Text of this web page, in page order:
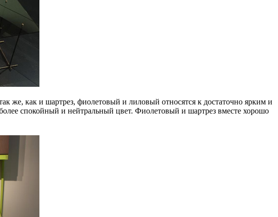
же, как и шартрез, фиолетовый и лиловый относятся к достаточно ярким и
спокойный и нейтральный цвет. Фиолетовый и шартрез вместе хорошо